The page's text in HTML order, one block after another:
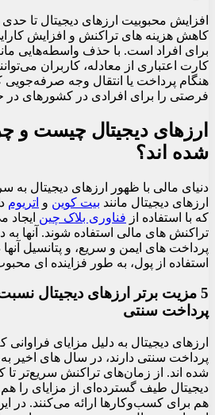
افزایش محبوبیت ارزهای دیجیتال تا حدی
کاهش هزینه های تراکنش و افزایش
برای افراد است. با حذف واسطه‌هایی
کارت اعتباری از معادله، کاربران
هنگام پرداخت یا انتقال وجه صرفه‌جویی
فرصتی را برای افرادی در کشورهای در
ارزهای دیجیتال چیست و
شده اند؟
دنیای مالی با ظهور ارزهای دیجیتال
ارزهای دیجیتال مانند بیت کوین و اتریوم
که با استفاده از فناوری بلاک چین ایجاد
تراکنش های مالی استفاده شوند. آنها به
پرداخت های ایمن و سریع، و پتانسیل آنها
استفاده از پول، به طور فزاینده ای
5 مزیت برتر ارزهای دیجیتال
پرداخت سنتی
ارزهای دیجیتال به دلیل مزایای
پرداخت سنتی دارند، در سال های اخیر
شده اند. از زمان‌های تراکنش سریع‌تر تا
دیجیتال طیف گسترده‌ای از مزایای را